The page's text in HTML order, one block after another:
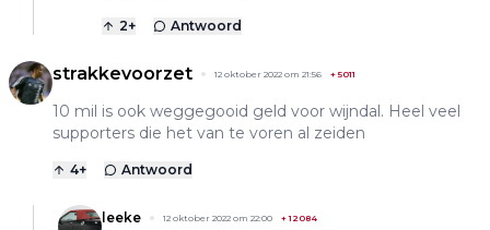
2+ Antwoord
strakkevoorzet 12 oktober 2022 om 21:56 + 5011
10 mil is ook weggegooid geld voor wijndal. Heel veel
supporters die het van te voren al zeiden
4+ Antwoord
leeke 12 oktober 2022 om 22:00 +12084